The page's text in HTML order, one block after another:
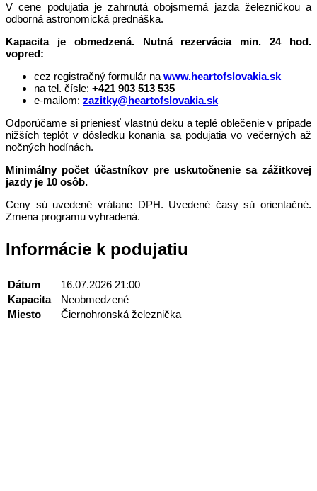
V cene podujatia je zahrnutá obojsmerná jazda železničkou a
odborná astronomická prednáška.
Kapacita je obmedzená. Nutná rezervácia min. 24 hod.
vopred:
cez registračný formulár na www.heartofslovakia.sk
na tel. čísle: +421 903 513 535
e-mailom: zazitky@heartofslovakia.sk
Odporúčame si prieniesť vlastnú deku a teplé oblečenie v prípade
nižších teplôt v dôsledku konania sa podujatia vo večerných až
nočných hodínách.
Minimálny počet účastníkov pre uskutočnenie sa zážitkovej
jazdy je 10 osôb.
Ceny sú uvedené vrátane DPH. Uvedené časy sú orientačné.
Zmena programu vyhradená.
Informácie k podujatiu
Dátum
16.07.2026 21:00
Kapacita
Neobmedzené
Miesto
Čiernohronská železnička